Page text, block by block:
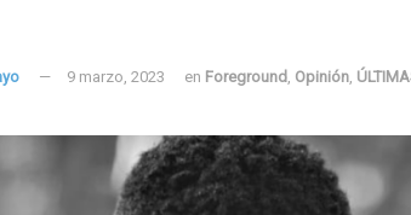
9 marzo, 2023 en Foreground , Opinión,